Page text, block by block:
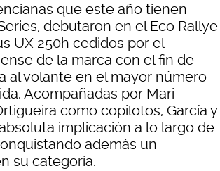
que este año tienen
debutaron en el Eco Rallye
UX 250h cedidos por el
de la marca con el fin de
al volante en el mayor número
Acompañadas por Mari
como copilotos, García y
implicación a lo largo de
además un
su categoría.